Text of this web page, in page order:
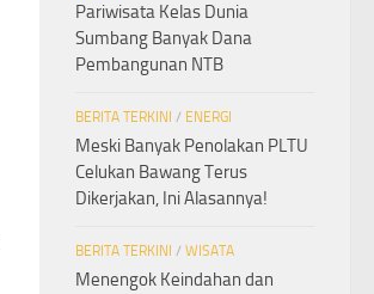
Pariwisata Kelas Dunia
Sumbang Banyak Dana
Pembangunan NTB
BERITA TERKINI / ENERGI
Meski Banyak Penolakan PLTU
Celukan Bawang Terus
Dikerjakan, Ini Alasannya!
BERITA TERKINI / WISATA
Menengok Keindahan dan